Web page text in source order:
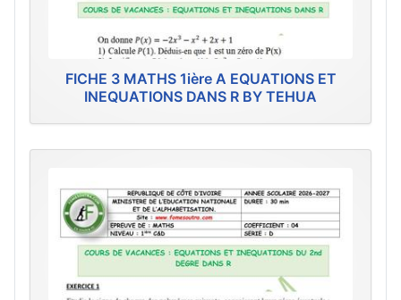
FICHE 3 MATHS 1ière A EQUATIONS ET
INEQUATIONS DANS R BY TEHUA